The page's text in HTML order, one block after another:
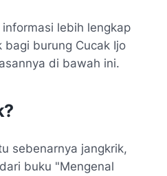
lebih lengkap
burung Cucak Ijo
di bawah ini.
sebenarnya jangkrik,
buku "Mengenal